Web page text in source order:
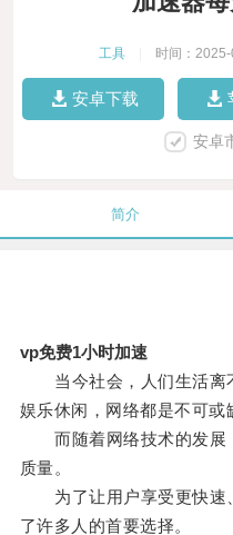
工具 时间：
安卓下载
安卓
简介
vp免费1小时加速
当今社会，人们生活离
娱乐休闲，网络都是不可或
而随着网络技术的发展
质量。
为了让用户享受更快速
了许多人的首要选择。